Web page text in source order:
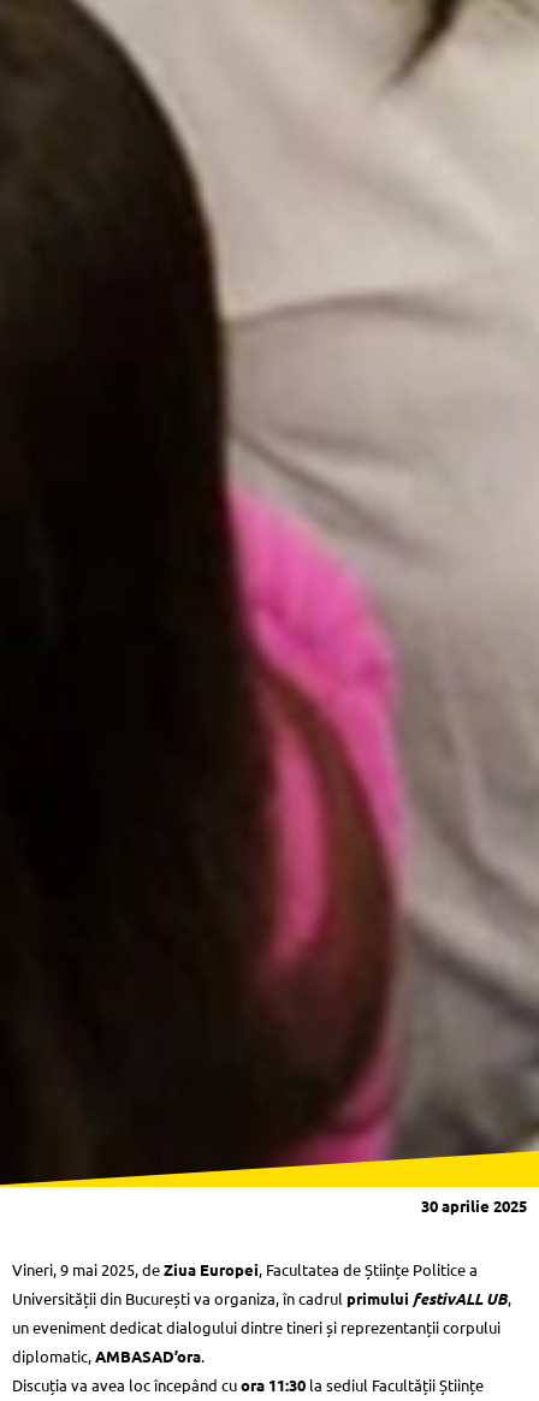
30 aprilie 2025
Vineri, 9 mai 2025, deZiua Europei, Facultatea de Științe Politice a
Universității din București va organiza, în cadrul primului festivALL UB,
un eveniment dedicat dialogului dintre tineri și reprezentanții corpului
diplomatic,AMBASAD’ora.
Discuția va avea loc începând cuora 11:30 la sediul Facultății Științe